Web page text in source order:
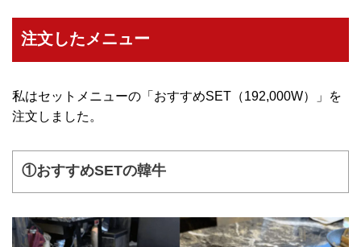
注文したメニュー
私はセットメニューの「おすすめSET（192,000W）」を
注文しました。
①おすすめSETの韓牛